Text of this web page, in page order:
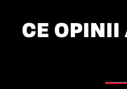
CE OPINII